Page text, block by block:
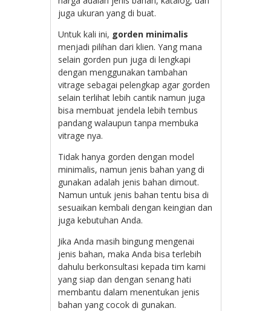
juga ukuran yang di buat.
Untuk kali ini, gorden minimalis
menjadi pilihan dari klien. Yang mana
selain gorden pun juga di lengkapi
dengan menggunakan tambahan
vitrage sebagai pelengkap agar gorden
selain terlihat lebih cantik namun juga
bisa membuat jendela lebih tembus
pandang walaupun tanpa membuka
vitrage nya.
Tidak hanya gorden dengan model
minimalis, namun jenis bahan yang di
gunakan adalah jenis bahan dimout.
Namun untuk jenis bahan tentu bisa di
sesuaikan kembali dengan keingian dan
juga kebutuhan Anda.
Jika Anda masih bingung mengenai
jenis bahan, maka Anda bisa terlebih
dahulu berkonsultasi kepada tim kami
yang siap dan dengan senang hati
membantu dalam menentukan jenis
bahan yang cocok di gunakan.